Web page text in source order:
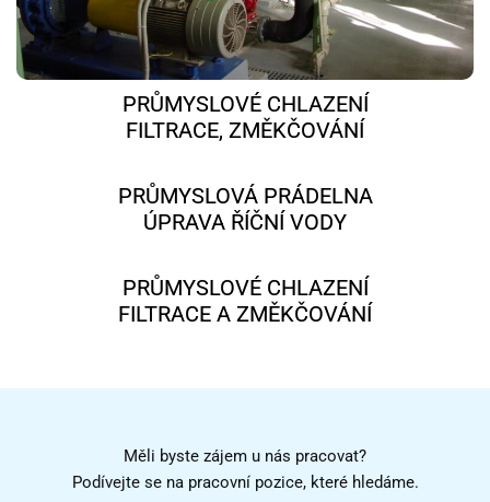
PRŮMYSLOVÉ CHLAZENÍ
FILTRACE, ZMĚKČOVÁNÍ
PRŮMYSLOVÁ PRÁDELNA
ÚPRAVA ŘÍČNÍ VODY
PRŮMYSLOVÉ CHLAZENÍ
FILTRACE A ZMĚKČOVÁNÍ
Měli byste zájem u nás pracovat?
Podívejte se na pracovní pozice, které hledáme.